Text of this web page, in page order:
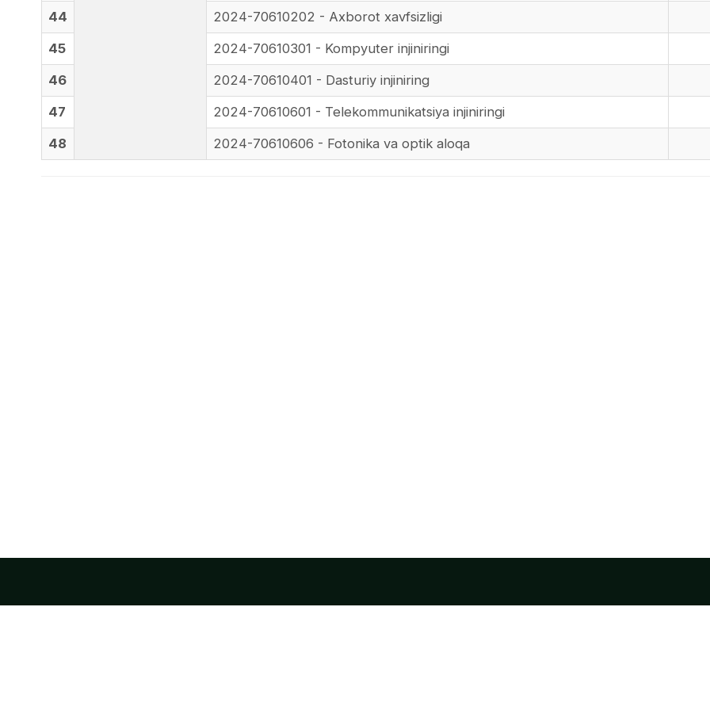
44
2024-70610202 - Axborot xavfsizligi
45
2024-70610301 - Kompyuter injiniringi
46
2024-70610401 - Dasturiy injiniring
47
2024-70610601 - Telekommunikatsiya injiniringi
48
2024-70610606 - Fotonika va optik aloqa